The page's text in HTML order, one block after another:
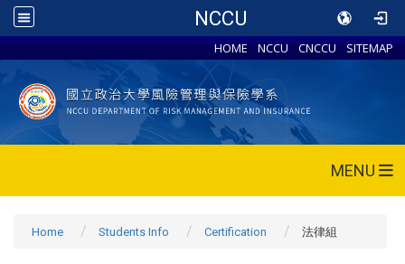
NCCU
HOME NCCU CNCCU SITEMAP
MENU
Home Students Info Certification 法律組